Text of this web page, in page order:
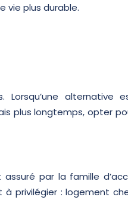
vie plus durable.
alternative
plus longtemps, opter
par la famille
privilégier : logement